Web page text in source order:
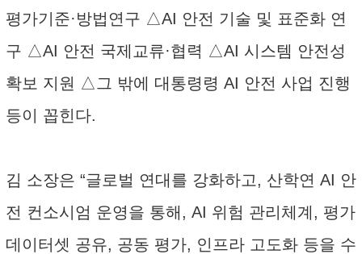
평가기준·방법연구 △AI 안전 기술 및 표준화 연
구 △AI 안전 국제교류·협력 △AI 시스템 안전성
확보 지원 △그 밖에 대통령령 AI 안전 사업 진행
등이 꼽힌다.
김 소장은 “글로벌 연대를 강화하고, 산학연 AI 안
전 컨소시엄 운영을 통해, AI 위험 관리체계, 평가
데이터셋 공유, 공동 평가, 인프라 고도화 등을 수